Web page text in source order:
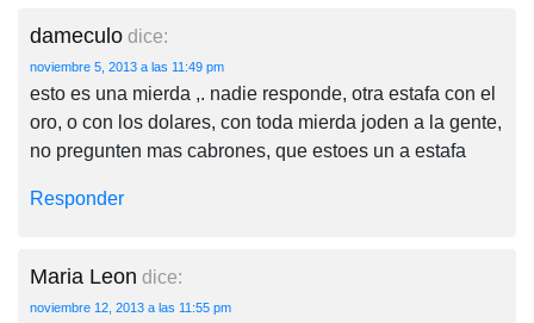
dameculo dice:
noviembre 5, 2013 a las 11:49 pm
esto es una mierda ,. nadie responde, otra estafa con el
oro, o con los dolares, con toda mierda joden a la gente,
no pregunten mas cabrones, que estoes un a estafa
Responder
Maria Leon dice:
noviembre 12, 2013 a las 11:55 pm